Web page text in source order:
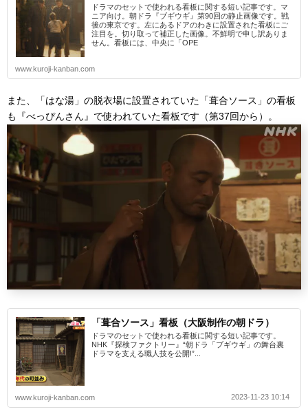
ドラマのセットで使われる看板に関する短い記事です。マ
ニア向け。朝ドラ『ブギウギ』第90回の静止画像です。戦
後の東京です。左にあるドアのわきに設置された看板にご
注目を。切り取って補正した画像。不鮮明で申し訳ありま
せん。看板には、中央に「OPE
www.kuroji-kanban.com
また、「はな湯」の脱衣場に設置されていた「葺合ソース」の看板
も『べっぴんさん』で使われていた看板です（第37回から）。
「葺合ソース」看板（大阪制作の朝ドラ）
ドラマのセットで使われる看板に関する短い記事です。
NHK『探検ファクトリー』“朝ドラ「ブギウギ」の舞台裏
ドラマを支える職人技を公開!”...
www.kuroji-kanban.com 2023-11-23 10:14